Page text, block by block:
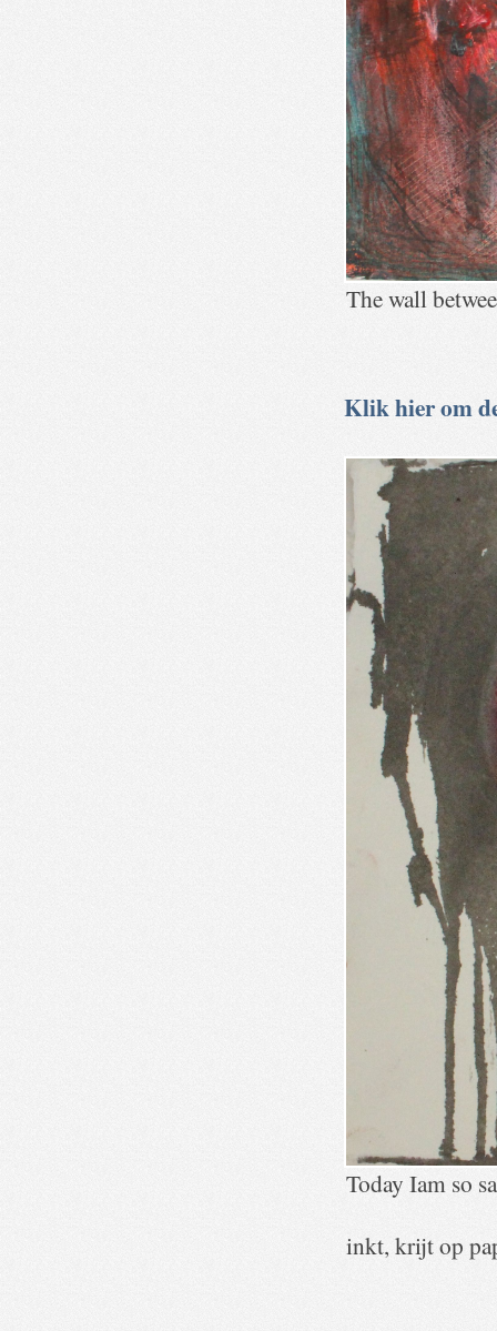
The wall
Klik hier om
Today Iam so
inkt, krijt op